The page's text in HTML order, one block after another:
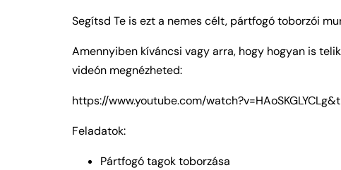
Segítsd Te is ezt a nemes célt, pártfogó toborzói
Amennyiben kíváncsi vagy arra, hogy hogyan is
videón megnézheted:
https://www.youtube.com/
Feladatok:
Pártfogó tagok toborzása